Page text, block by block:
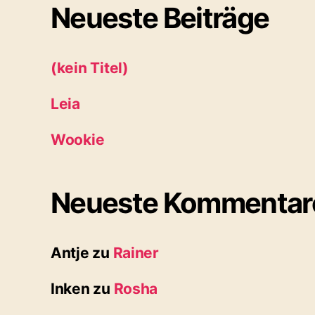
Neueste Beiträge
(kein Titel)
Leia
Wookie
Neueste
Antje zu Rainer
Inken zu Rosha